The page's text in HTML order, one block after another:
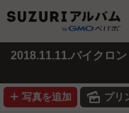
➕ 写真を追加 🌄 プリ